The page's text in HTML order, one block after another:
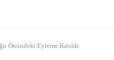
Önündeki Eyleme Katıldı